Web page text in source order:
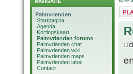
NAVIGATIE
Palmvrienden
Startpagina
Agenda
Kortingskaart
Palmvrienden forums
Palmvrienden chat
Palmvrienden wiki
Palmvrienden maps
Palmvrienden label
Contact